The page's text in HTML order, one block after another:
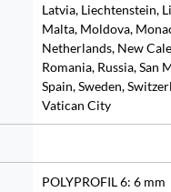
Latvia, Liechtenstein,
Malta, Moldova,
Netherlands, New
Romania, Russia, San
Spain, Sweden,
Vatican City
POLYPROFIL 6: 6 mm